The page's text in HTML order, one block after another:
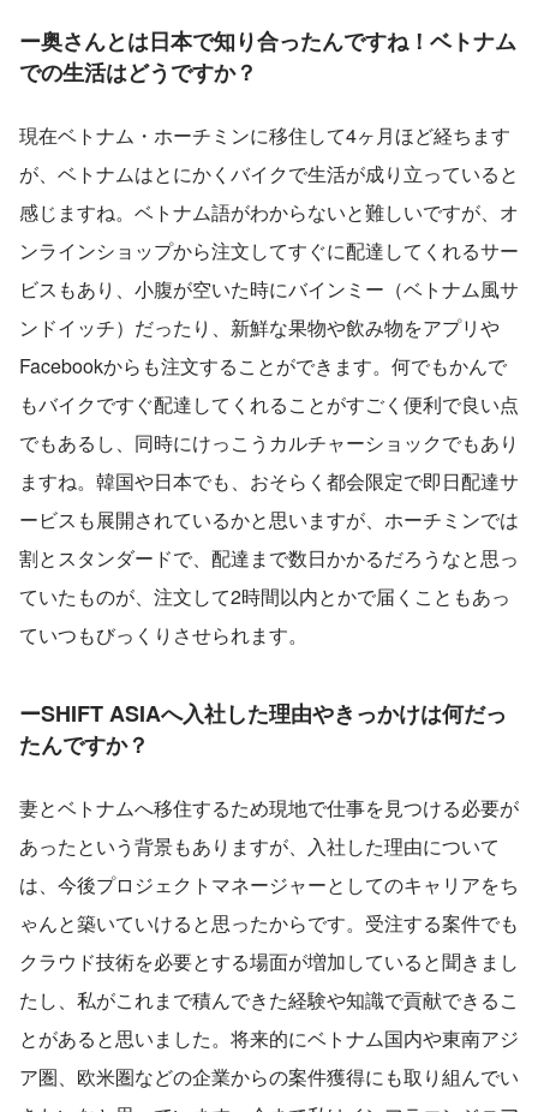
ftasia/post_articles/372887
――――――――――――――――――
――――――――――――
ンジニアが圧倒的に足りていません。そ
うした人材不足を解決する手段の一環と
して、私たちは優秀なベトナム人エンジ
開しています。 ★事業内容について詳し
くはこちら：
https://shiftasia.com/ja/solutions/#
た！ ―――――――――
ftasia/post_articles/372887
――――――――――――――――――
――――――――――――
ー奥さんとは日本で知り合ったんですね！ベトナム
での生活はどうですか？
現在ベトナム・ホーチミンに移住して4ヶ月ほど経ちます
が、ベトナムはとにかくバイクで生活が成り立っていると
感じますね。ベトナム語がわからないと難しいですが、オ
ンラインショップから注文してすぐに配達してくれるサー
ビスもあり、小腹が空いた時にバインミー（ベトナム風サ
ンドイッチ）だったり、新鮮な果物や飲み物をアプリや
Facebookからも注文することができます。何でもかんで
もバイクですぐ配達してくれることがすごく便利で良い点
でもあるし、同時にけっこうカルチャーショックでもあり
ますね。韓国や日本でも、おそらく都会限定で即日配達サ
ービスも展開されているかと思いますが、ホーチミンでは
割とスタンダードで、配達まで数日かかるだろうなと思っ
ていたものが、注文して2時間以内とかで届くこともあっ
ていつもびっくりさせられます。
ーSHIFT ASIAへ入社した理由やきっかけは何だっ
たんですか？
妻とベトナムへ移住するため現地で仕事を見つける必要が
あったという背景もありますが、入社した理由について
は、今後プロジェクトマネージャーとしてのキャリアをち
ゃんと築いていけると思ったからです。受注する案件でも
クラウド技術を必要とする場面が増加していると聞きまし
たし、私がこれまで積んできた経験や知識で貢献できるこ
とがあると思いました。将来的にベトナム国内や東南アジ
ア圏、欧米圏などの企業からの案件獲得にも取り組んでい